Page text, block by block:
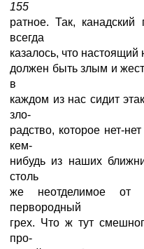
155
ратное. Так,
всегда
казалось, что
должен быть злым и
в
каждом из нас сидит
зло-
радство, которое нет-
кем-
нибудь из наших
столь
же неотделимое от
первородный
грех. Что ж тут
про-